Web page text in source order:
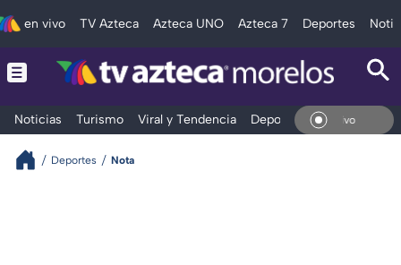
en vivo TV Azteca Azteca UNO Azteca 7 Deportes
Noticias Turismo Viral y Tendencia Deportes Espectáculos
En
Deportes Nota